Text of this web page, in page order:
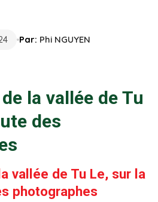
Par: Phi NGUYEN
la vallée de Tu
des
vallée de Tu Le, sur la
photographes